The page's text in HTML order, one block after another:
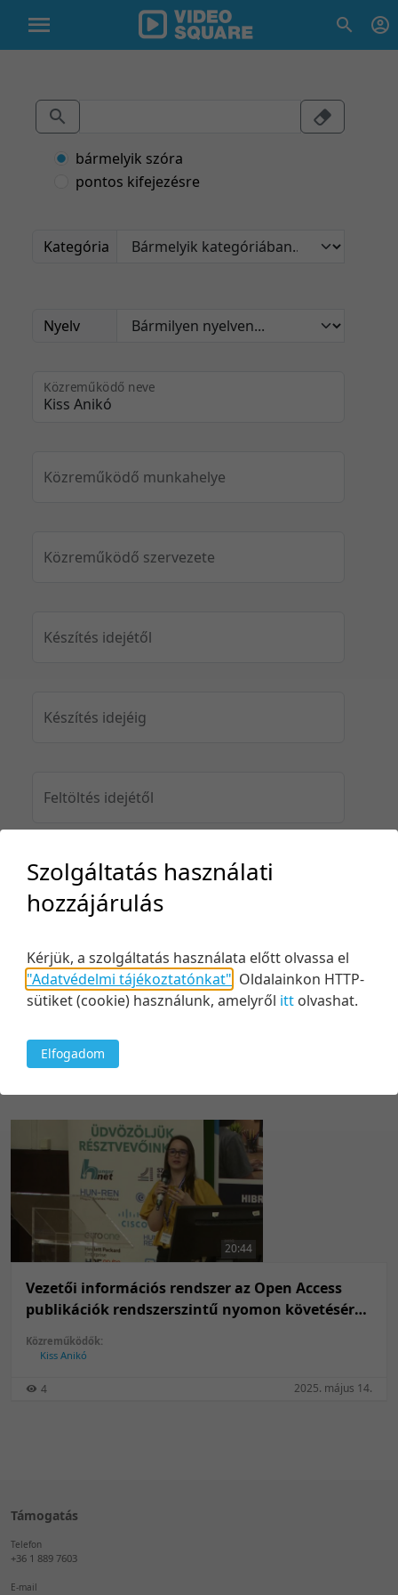
bármelyik szóra
pontos kifejezésre
Kategória
Nyelv
Közreműködő neve
Közreműködő munkahelye
Közreműködő szervezete
Készítés idejétől
Készítés idejéig
Feltöltés idejétől
Feltöltés idejéig
Keresés
Relevancia szerint
Kezdés/felvétel dátuma szerint
Kezdés/felvétel dátuma szerint
Feltöltés dátuma szerint
Utolsó módosítás szerint
Utolsó módosítás szerint
5 tétel/oldal
10 tétel/oldal
20 tétel/oldal
50 tétel/oldal
100 tétel/oldal
20:44
Vezetői információs rendszer az Open Access
publikációk rendszerszintű nyomon követésére
Közreműködők:
Kiss Anikó
4 2025. május 14.
Támogatás
Telefon
+36 1 889 7603
E-mail
Szolgáltatás használati
hozzájárulás
Kérjük, a szolgáltatás használata előtt olvassa el
"Adatvédelmi tájékoztatónkat" Oldalainkon HTTP-
sütiket (cookie) használunk, amelyről itt olvashat.
Elfogadom